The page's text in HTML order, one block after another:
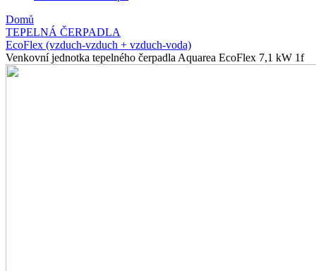
Domů
TEPELNÁ ČERPADLA
EcoFlex (vzduch-vzduch + vzduch-voda)
Venkovní jednotka tepelného čerpadla Aquarea EcoFlex 7,1 kW 1f